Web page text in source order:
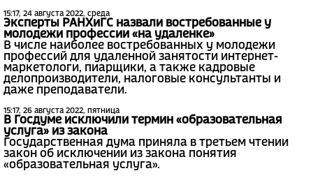
15:17, 24 августа 2022, среда
Эксперты РАНХиГС назвали востребованные у
молодежи профессии «на удаленке»
В числе наиболее востребованных у молодежи
профессий для удаленной занятости интернет-
маркетологи, пиарщики, а также кадровые
делопроизводители, налоговые консультанты и
даже преподаватели.
15:17, 26 августа 2022, пятница
В Госдуме исключили термин «образовательная
услуга» из закона
Государственная дума приняла в третьем чтении
закон об исключении из закона понятия
«образовательная услуга».